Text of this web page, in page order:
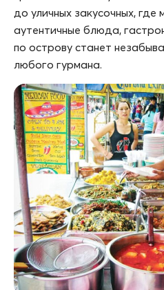
до уличных закусочных,
аутентичные блюда,
по острову станет
любого гурмана.